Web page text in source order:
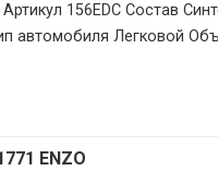
156EDC Состав
автомобиля Легковой
ENZO